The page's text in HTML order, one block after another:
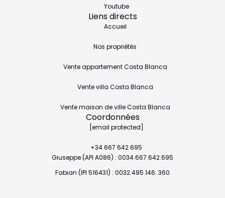
Youtube
Coordonnées
[email protected]
+34 667 642 695
Giuseppe (API A086) : 0034.667.642.695
Fabian (IPI 516431) : 0032.495.146. 360
Liens directs
Accueil
Nos propriétés
Vente appartement Costa Blanca
Vente villa Costa Blanca
Vente maison de ville Costa Blanca